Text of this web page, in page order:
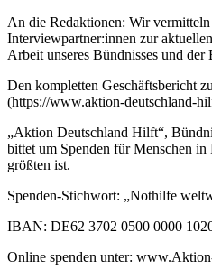
An die Redaktionen: Wir
Interviewpartner:innen zur
Arbeit unseres Bündnisses und der
Den kompletten Geschäftsbericht
(https://www.aktion-deutschland-
„Aktion Deutschland Hilft“,
bittet um Spenden für Menschen
größten ist.
Spenden-Stichwort: „Nothilfe
IBAN: DE62 3702 0500 0000
Online spenden unter: